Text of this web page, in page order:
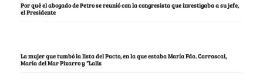
Por qué el abogado de Petro se reunió con la congresista que investigaba a su jefe,
el Presidente
La mujer que tumbó la lista del Pacto, en la que estaba María Fda. Carrascal,
María del Mar Pizarro y “Lalis